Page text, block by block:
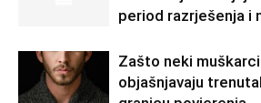
period razrješenja i
Zašto neki
objašnjavaju